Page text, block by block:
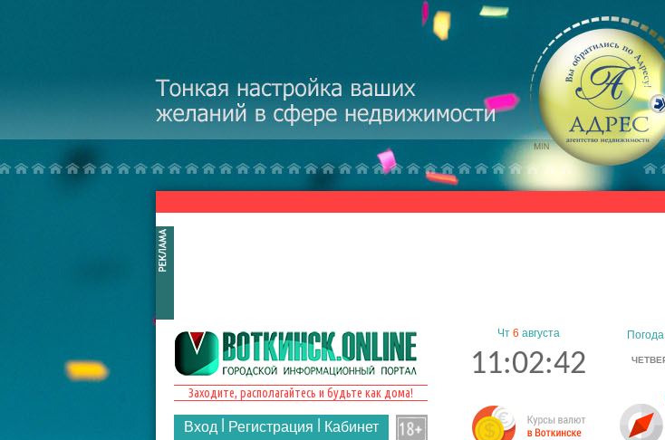
Заходите, располагайтесь и будьте как дома!
Вход Регистрация Кабинет
Чт 6 августа
11:02:43